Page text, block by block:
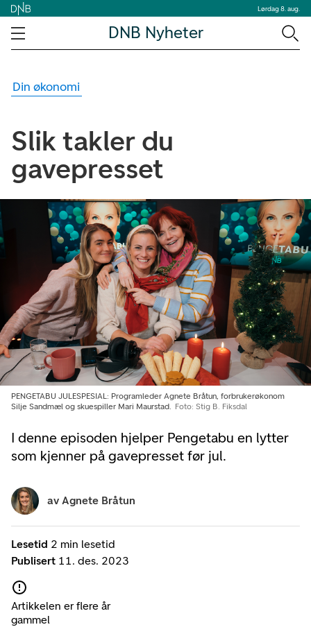
Lørdag 8. aug.
DNB Nyheter
Din økonomi
Slik takler du
gavepresset
I denne episoden hjelper Pengetabu en lytter
som kjenner på gavepresset før jul.
PENGETABU JULESPESIAL: Programleder Agnete Bråtun, forbrukerøkonom
Silje Sandmæl og skuespiller Mari Maurstad.
Foto: Stig B. Fiksdal
Lesetid 2 min lesetid
Publisert 11. des. 2023
Artikkelen er flere år
gammel
av Agnete Bråtun